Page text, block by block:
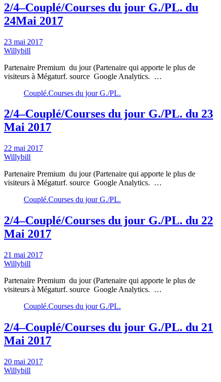
2/4–Couplé/Courses du jour G./PL. du
24Mai 2017
23 mai 2017
Willybill
Partenaire Premium du jour (Partenaire qui apporte le plus de
visiteurs à Mégaturf. source Google Analytics. …
Couplé.Courses du jour G./PL.
2/4–Couplé/Courses du jour G./PL. du 23
Mai 2017
22 mai 2017
Willybill
Partenaire Premium du jour (Partenaire qui apporte le plus de
visiteurs à Mégaturf. source Google Analytics. …
Couplé.Courses du jour G./PL.
2/4–Couplé/Courses du jour G./PL. du 22
Mai 2017
21 mai 2017
Willybill
Partenaire Premium du jour (Partenaire qui apporte le plus de
visiteurs à Mégaturf. source Google Analytics. …
Couplé.Courses du jour G./PL.
2/4–Couplé/Courses du jour G./PL. du 21
Mai 2017
20 mai 2017
Willybill